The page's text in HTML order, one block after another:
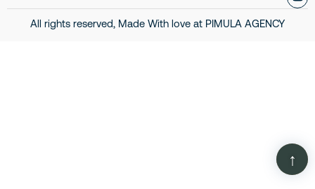
All rights reserved, Made With love at PIMULA AGENCY